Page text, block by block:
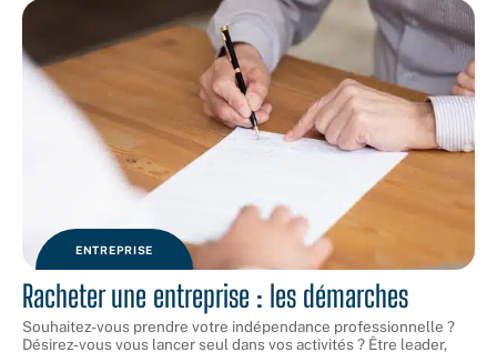
ENTREPRISE
Racheter une entreprise : les démarches
Souhaitez-vous prendre votre indépendance professionnelle ?
Désirez-vous vous lancer seul dans vos activités ? Être leader,